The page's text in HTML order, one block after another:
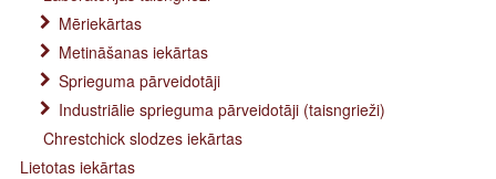
Mēriekārtas
Metināšanas iekārtas
Sprieguma pārveidotāji
Industriālie sprieguma pārveidotāji (taisngrieži)
Chrestchick slodzes iekārtas
Lietotas iekārtas